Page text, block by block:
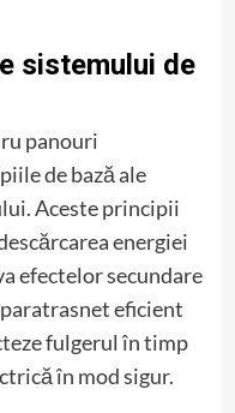
sistemului de
panouri
de bază ale
Aceste principii
energiei
efectelor secundare
eficient
fulgerul în timp
în mod sigur.